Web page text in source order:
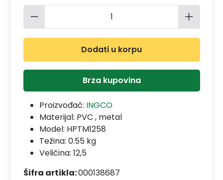
Količina proizvoda: Unesite
Dodati u korpu
Brza kupovina
Proizvođač: INGCO
Materijal: PVC , metal
Model: HPTM1258
Težina: 0.55 kg
Veličina: 12,5
Šifra artikla:000138687